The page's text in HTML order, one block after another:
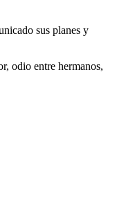
sus planes y
odio entre hermanos,